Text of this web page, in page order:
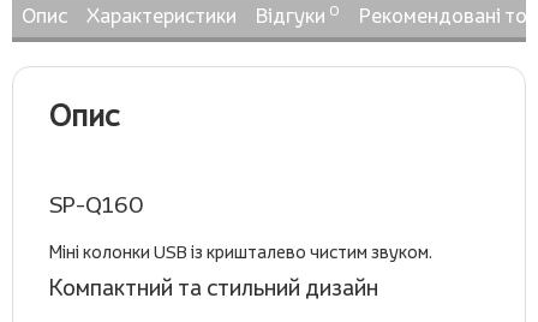
Опис Характеристики Відгуки 0 Рекомендовані
Опис
SP-Q160
Міні колонки USB із кришталево чистим звуком.
Компактний та стильний дизайн